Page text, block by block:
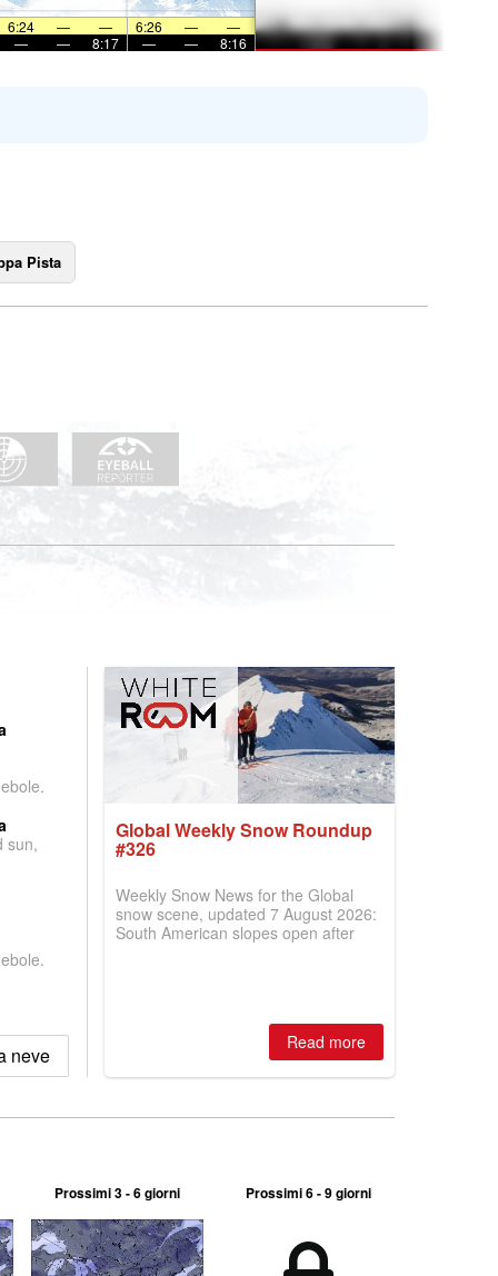
6:24 — — 6:26 —
—
— — 8:17 — — 8:16
Pista
sun,
neve
Global Weekly Snow Roundup
#326
Weekly Snow News for the Global
snow scene, updated 7 August 2026:
South American slopes open after
two outdoor areas still open.
Read more
Prossimi 3 - 6 giorni Prossimi 6 - 9 giorni